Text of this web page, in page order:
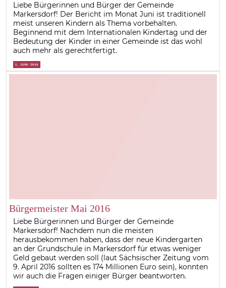
Liebe Bürgerinnen und Bürger der Gemeinde
Markersdorf! Der Bericht im Monat Juni ist traditionell
meist unseren Kindern als Thema vorbehalten.
Beginnend mit dem Internationalen Kindertag und der
Bedeutung der Kinder in einer Gemeinde ist das wohl
auch mehr als gerechtfertigt.
1. JUNI 2016
Bürgermeister Mai 2016
Liebe Bürgerinnen und Bürger der Gemeinde
Markersdorf! Nachdem nun die meisten
herausbekommen haben, dass der neue Kindergarten
an der Grundschule in Markersdorf für etwas weniger
Geld gebaut werden soll (laut Sächsischer Zeitung vom
9. April 2016 sollten es 174 Millionen Euro sein), konnten
wir auch die Fragen einiger Bürger beantworten.